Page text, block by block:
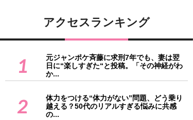
アクセスランキング
1
元ジャンポケ斉藤に求刑7年でも、妻は翌
日に“楽しすぎた“と投稿。「その神経がわ
か...
2
体力をつける“体力がない”問題、どう乗り
越える？50代のリアルすぎる悩みに共感
の...